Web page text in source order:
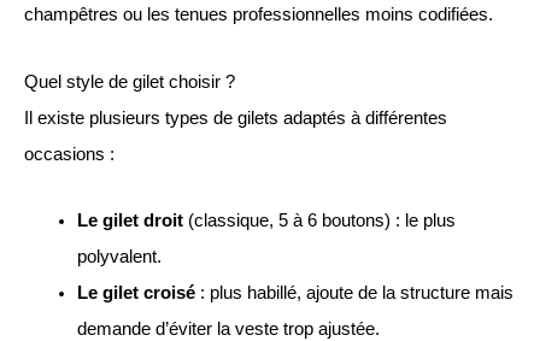
champêtres ou les tenues professionnelles moins codifiées.
Quel style de gilet choisir ?
Il existe plusieurs types de gilets adaptés à différentes
occasions :
Le gilet droit(classique, 5 à 6 boutons) : le plus
polyvalent.
Le gilet croisé: plus habillé, ajoute de la structure mais
demande d’éviter la veste trop ajustée.